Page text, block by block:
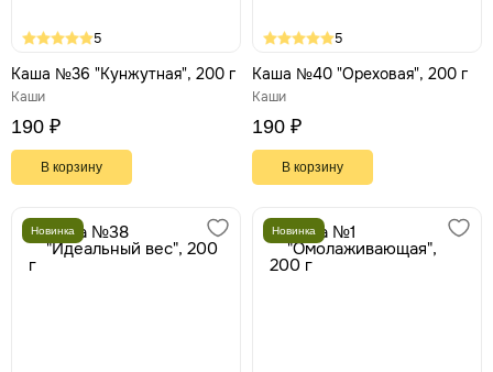
5
Каша №36 "Кунжутная", 200 г
Каши
190 ₽
В корзину
5
Каша №40 "Ореховая", 200 г
Каши
190 ₽
В корзину
Новинка Новинка